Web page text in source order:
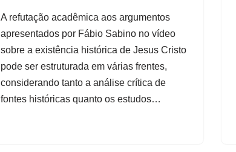
A refutação acadêmica aos argumentos
apresentados por Fábio Sabino no vídeo
sobre a existência histórica de Jesus Cristo
pode ser estruturada em várias frentes,
considerando tanto a análise crítica de
fontes históricas quanto os estudos…